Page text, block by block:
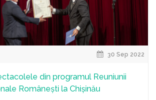
30 Sep 2022
din programul Reuniunii
Românești la Chișinău